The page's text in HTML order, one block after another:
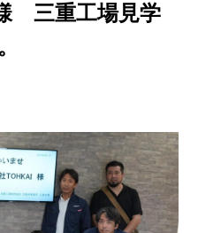
三重工場見学